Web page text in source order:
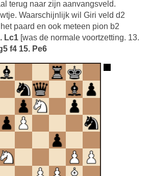
terug naar zijn aanvangsveld.
Waarschijnlijk wil Giri veld d2
paard en ook meteen pion b2
Lc1 [was de normale voortzetting. 13.
f4 15. Pe6